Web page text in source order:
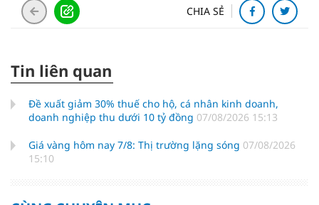
CHIA SẺ
Tin liên quan
Đề xuất giảm 30% thuế cho hộ, cá nhân kinh doanh,
doanh nghiệp thu dưới 10 tỷ đồng 07/08/2026 15:13
Giá vàng hôm nay 7/8: Thị trường lặng sóng 07/08/2026
15:10